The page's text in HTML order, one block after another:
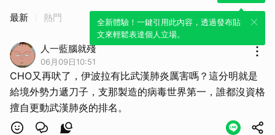
全新體驗！一鍵引用此內容，透過發布貼
文來輕鬆表達個人立場。
最新 熱門
人一藍腦就殘
06月09日10:51
CHO又再吠了，伊波拉有比武漢肺炎厲害嗎？這分明就是
給境外勢力遞刀子，支那製造的病毒世界第一，誰都沒資格
擅自更動武漢肺炎的排名。